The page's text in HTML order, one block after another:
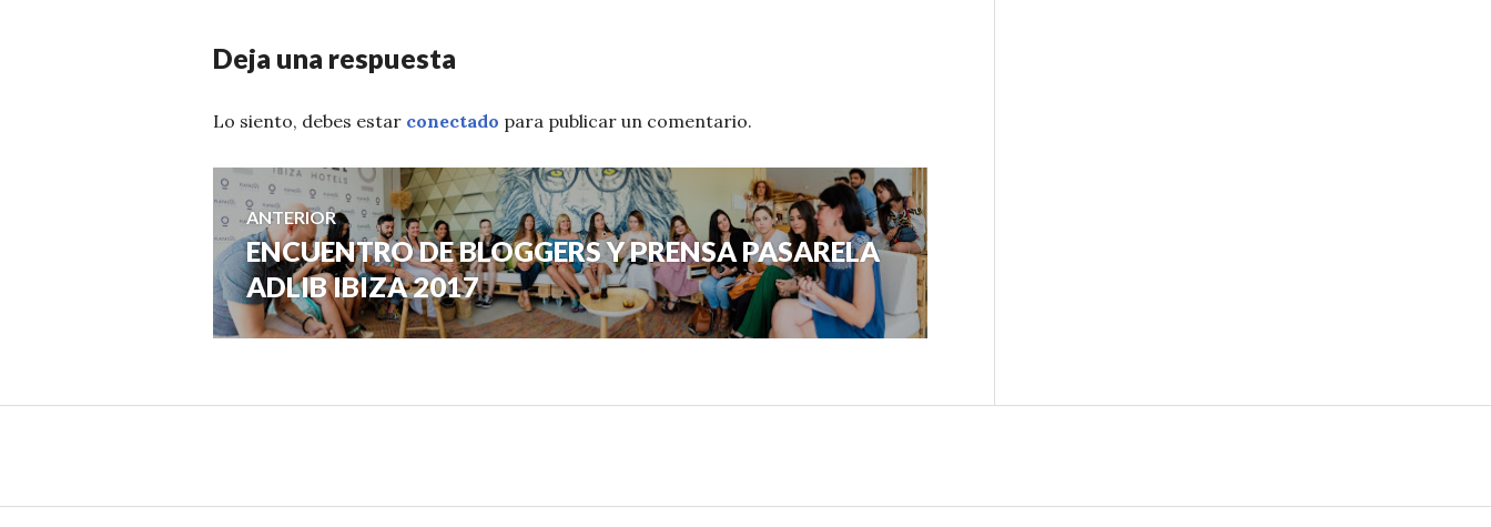
Deja una respuesta
Lo siento, debes estar conectado para publicar un comentario.
Navegación
de
entradas
ANTERIOR
Entrada
anterior:
ENCUENTRO DE BLOGGERS Y PRENSA PASARELA
ADLIB IBIZA 2017